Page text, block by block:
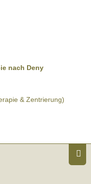
nach Deny
& Zentrierung)